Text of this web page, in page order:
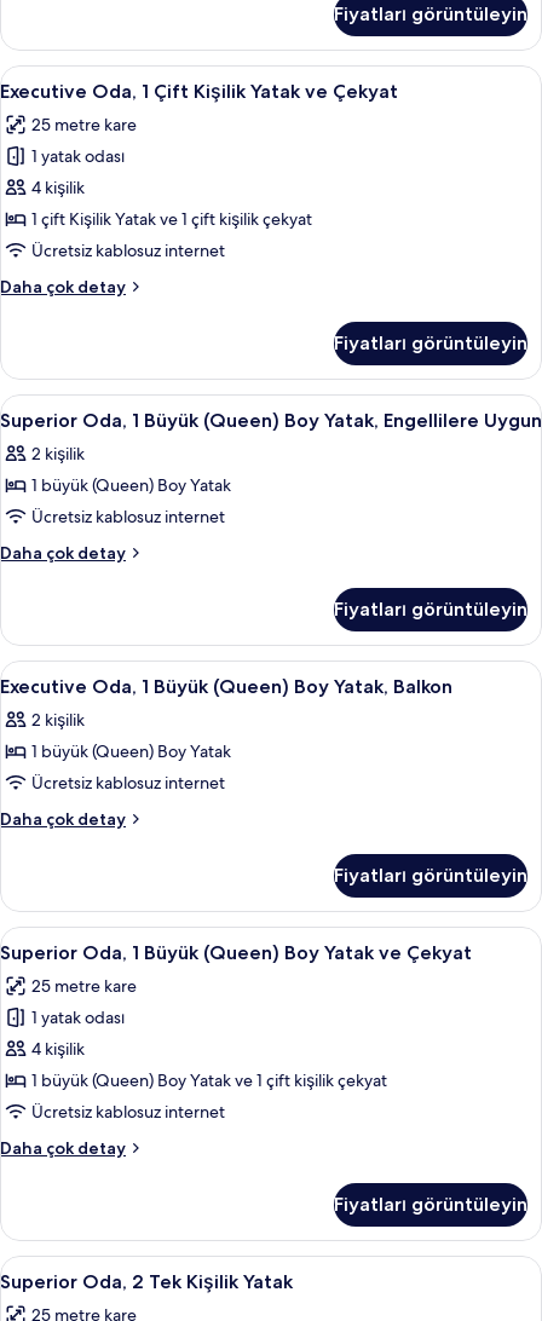
tüm
fotoğrafları
görün
(Queen)
Boy
Yatak
Çekyat
(Superior)
daha
fazla
detay
Fiyatları görüntüleyin
Executive
Oda,
1
Çift
Kişilik
Yatak
ve
için
görün
Executive Oda, 1 Çift Kişilik Yatak ve
8
Executive Oda, 1 Çift Kişilik Yatak ve Çekyat
25 metre kare
1 yatak odası
4 kişilik
1 çift Kişilik Yatak ve 1 çift kişilik çekyat
Ücretsiz kablosuz internet
Daha çok detay
Executive
Kişilik
Yatak
ve
Çekyat
hakkında
daha
detay
Fiyatları görüntüleyin
Superior
Oda,
1
Büyük
(Queen)
Boy
Uygun
için
tüm
fotoğrafları
görün
Superior Oda, 1 Büyük (Queen) Boy
9
Superior Oda, 1 Büyük (Queen) Boy Yatak, Engellilere Uygun
2 kişilik
1 büyük (Queen) Boy Yatak
Ücretsiz kablosuz internet
Daha çok detay
Superior
(Queen)
Boy
Yatak,
Uygun
hakkında
fazla
detay
Fiyatları görüntüleyin
Executive
Oda,
1
Büyük
(Queen)
Boy
için
tüm
fotoğrafları
görün
Minibar, odada kasa, masa, dizüstü
10
Executive Oda, 1 Büyük (Queen) Boy Yatak, Balkon
2 kişilik
1 büyük (Queen) Boy Yatak
Ücretsiz kablosuz internet
Daha çok detay
Executive
(Queen)
Boy
Yatak,
Balkon
hakkında
daha
detay
Fiyatları görüntüleyin
Superior
Oda,
1
Büyük
(Queen)
Boy
Yatak
Çekyat
fotoğrafları
görün
Minibar, odada kasa, masa, dizüstü
9
Superior Oda, 1 Büyük (Queen) Boy Yatak ve Çekyat
25 metre kare
1 yatak odası
4 kişilik
1 büyük (Queen) Boy Yatak ve 1 çift kişilik çekyat
Ücretsiz kablosuz internet
Daha çok detay
Superior
(Queen)
Boy
Yatak
Fiyatları görüntüleyin
Superior
Oda,
Superior Oda, 2 Tek Kişilik Yatak |
8
Superior Oda, 2 Tek Kişilik Yatak
25 metre kare